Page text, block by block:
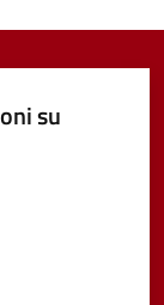
su